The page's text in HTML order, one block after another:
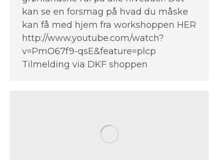
kan se en forsmag på hvad du måske
kan få med hjem fra workshoppen HER
http://www.youtube.com/watch?
v=PmO67f9-qsE&feature=plcp
Tilmelding via DKF shoppen